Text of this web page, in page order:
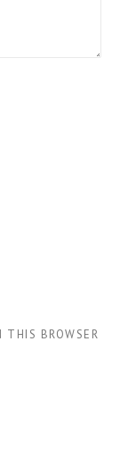
BROWSER